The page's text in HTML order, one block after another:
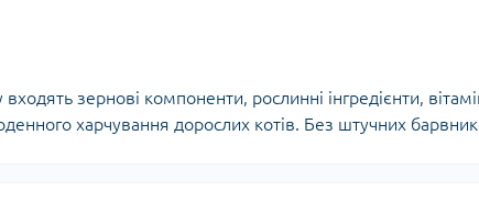
зернові компоненти, рослинні інгредієнти,
харчування дорослих котів. Без штучних